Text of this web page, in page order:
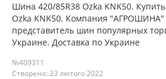
Шина 420/85R38 Ozka KNK50.
Ozka KNK50. Компания
представитель шин популярных
Украине. Доставка по Украине
№409311
Створено: 23 лютого 2022